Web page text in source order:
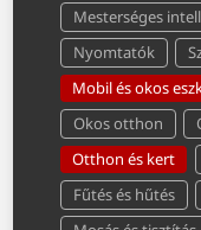
Mesterséges
Nyomtatók
Mobil és okos
Okos otthon
Otthon és kert
Fűtés és hűtés